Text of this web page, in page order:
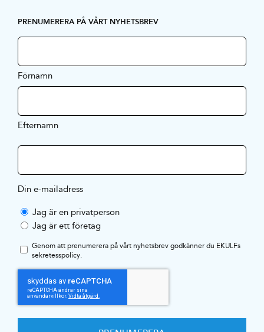
PRENUMERERA PÅ VÅRT NYHETSBREV
Förnamn
Efternamn
Din e-mailadress
Jag är en privatperson
Jag är ett företag
Genom att prenumerera på vårt nyhetsbrev godkänner du EKULFs
sekretesspolicy.